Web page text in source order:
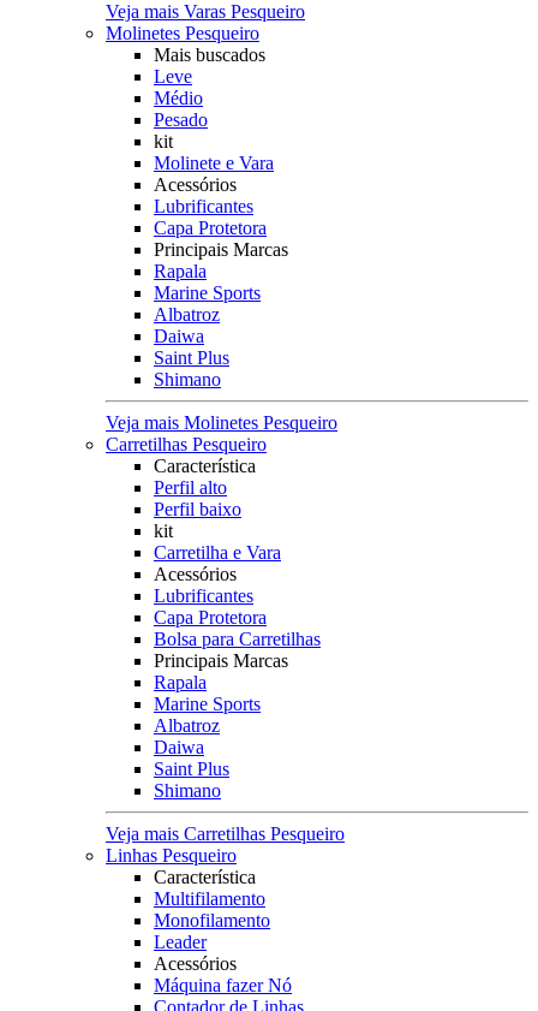
Veja mais Varas Pesqueiro
Molinetes Pesqueiro
Mais buscados
Leve
Médio
Pesado
kit
Molinete e Vara
Acessórios
Lubrificantes
Capa Protetora
Principais Marcas
Rapala
Marine Sports
Albatroz
Daiwa
Saint Plus
Shimano
Veja mais Molinetes Pesqueiro
Carretilhas Pesqueiro
Característica
Perfil alto
Perfil baixo
kit
Carretilha e Vara
Acessórios
Lubrificantes
Capa Protetora
Bolsa para Carretilhas
Principais Marcas
Rapala
Marine Sports
Albatroz
Daiwa
Saint Plus
Shimano
Veja mais Carretilhas Pesqueiro
Linhas Pesqueiro
Característica
Multifilamento
Monofilamento
Leader
Acessórios
Máquina fazer Nó
Contador de Linhas